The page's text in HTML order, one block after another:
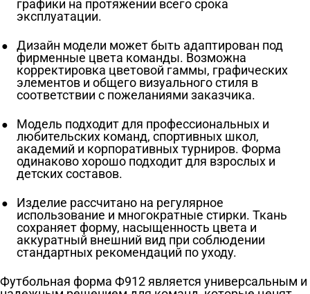
графики на протяжении всего срока
эксплуатации.
Дизайн модели может быть адаптирован под
фирменные цвета команды. Возможна
корректировка цветовой гаммы, графических
элементов и общего визуального стиля в
соответствии с пожеланиями заказчика.
Модель подходит для профессиональных и
любительских команд, спортивных школ,
академий и корпоративных турниров. Форма
одинаково хорошо подходит для взрослых и
детских составов.
Изделие рассчитано на регулярное
использование и многократные стирки. Ткань
сохраняет форму, насыщенность цвета и
аккуратный внешний вид при соблюдении
стандартных рекомендаций по уходу.
Футбольная форма Ф912 является универсальным и